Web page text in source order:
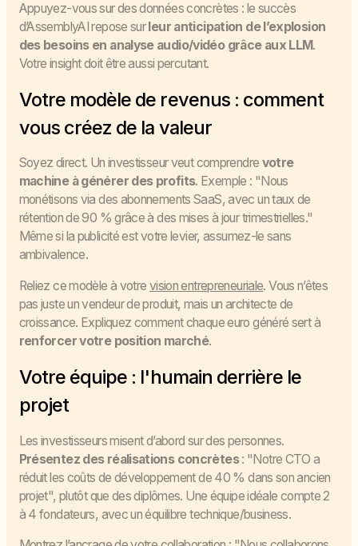
Appuyez-vous sur des données concrètes : le succès
d’AssemblyAI repose surleur anticipation de l’explosion
des besoins en analyse audio/vidéo grâce aux LLM.
Votre insight doit être aussi percutant.
Votre modèle de revenus : comment
vous créez de la valeur
Soyez direct. Un investisseur veut comprendre votre
machine à générer des profits. Exemple : "Nous
monétisons via des abonnements SaaS, avec un taux de
rétention de 90 % grâce à des mises à jour trimestrielles."
Même si la publicité est votre levier, assumez-le sans
ambivalence.
Reliez ce modèle à votre vision entrepreneuriale. Vous n’êtes
pas juste un vendeur de produit, mais un architecte de
croissance. Expliquez comment chaque euro généré sert à
renforcer votre position marché.
Votre équipe : l'humain derrière le
projet
Les investisseurs misent d’abord sur des personnes.
Présentez des réalisations concrètes: "Notre CTO a
réduit les coûts de développement de 40 % dans son ancien
projet", plutôt que des diplômes. Une équipe idéale compte 2
à 4 fondateurs, avec un équilibre technique/business.